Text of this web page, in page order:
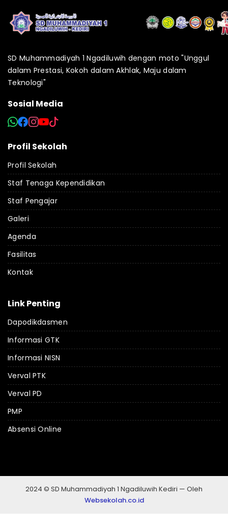
SD Muhammadiyah 1 Ngadiluwih dengan moto "Unggul
dalam Prestasi, Kokoh dalam Akhlak, Maju dalam
Teknologi"
Sosial Media
Profil Sekolah
Profil Sekolah
Staf Tenaga Kependidikan
Staf Pengajar
Galeri
Agenda
Fasilitas
Kontak
Link Penting
Dapodikdasmen
Informasi GTK
Informasi NISN
Verval PTK
Verval PD
PMP
Absensi Online
2024 © SD Muhammadiyah 1 Ngadiluwih Kediri — Oleh
Websekolah.co.id